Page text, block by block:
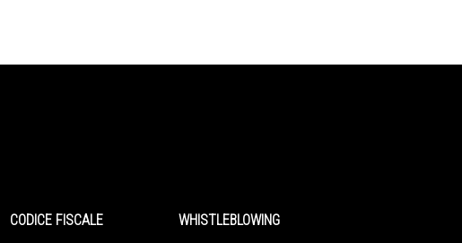
CODICE FISCALE WHISTLEBLOWING